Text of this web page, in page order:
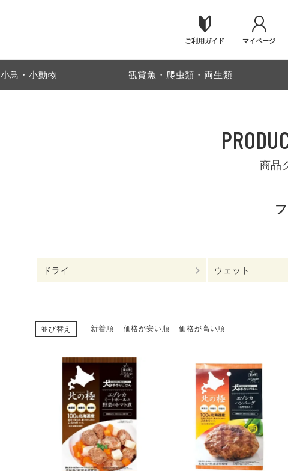
ご利用ガイド マイページ
小鳥・小動物 観賞魚・爬虫類・両生類
商品
ドライ ウェット
並び替え 新着順 価格が安い順 価格が高い順